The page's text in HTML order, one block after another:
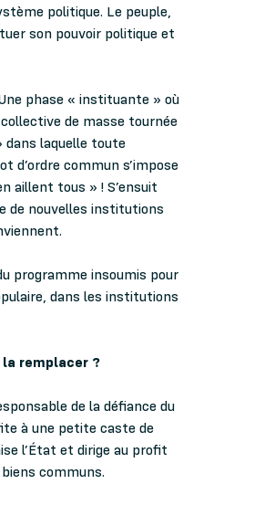
politique. Le peuple,
son pouvoir politique et
phase « instituante » où
de masse tournée
dans laquelle toute
d’ordre commun s’impose
aillent tous » ! S’ensuit
de nouvelles institutions
programme insoumis pour
dans les institutions
la remplacer ?
de la défiance du
à une petite caste de
l’État et dirige au profit
communs.